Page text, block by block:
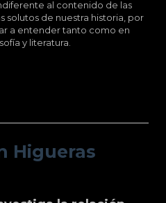
al contenido de las
solutos de nuestra historia, por
a entender tanto como en
y literatura.
Higueras